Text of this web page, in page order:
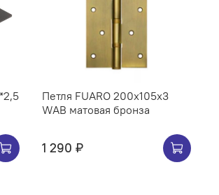
Петля FUARO 200х105х3
WAB матовая бронза
1 290 ₽